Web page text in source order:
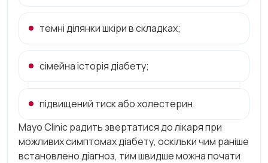
темні ділянки шкіри в складках;
сімейна історія діабету;
підвищений тиск або холестерин.
Mayo Clinic радить звертатися до лікаря при
можливих симптомах діабету, оскільки чим раніше
встановлено діагноз, тим швидше можна почати